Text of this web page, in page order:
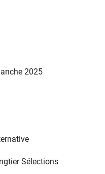
2025
Sélections